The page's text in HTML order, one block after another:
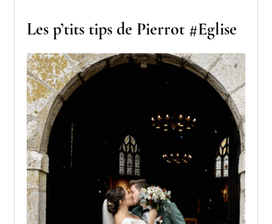
Les p’tits tips de Pierrot #Eglise